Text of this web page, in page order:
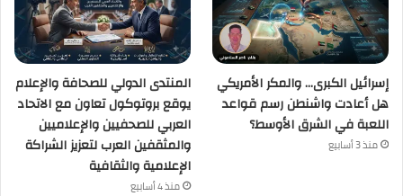
إسرائيل الكبرى… والمكر الأمريكي
هل أعادت واشنطن رسم قواعد
اللعبة في الشرق الأوسط؟
منذ 3 أسابيع
المنتدى الدولي للصحافة والإعلام
يوقع بروتوكول تعاون مع الاتحاد
العربي للصحفيين والإعلاميين
والمثقفين العرب لتعزيز الشراكة
الإعلامية والثقافية
منذ 4 أسابيع